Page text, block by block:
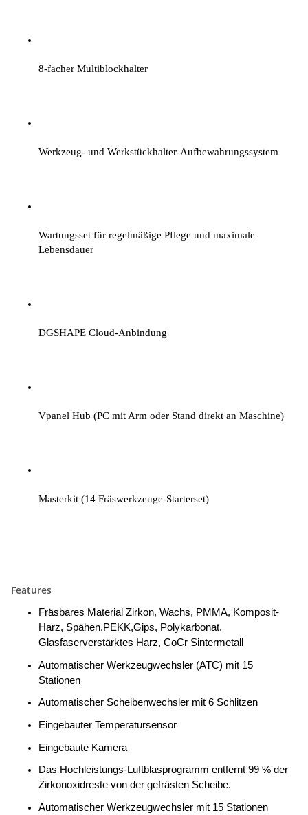
8-facher Multiblockhalter
Werkzeug‑ und Werkstückhalter‑Aufbewahrungssystem
Wartungsset für regelmäßige Pflege und maximale
Lebensdauer
DGSHAPE Cloud-Anbindung
Vpanel Hub (PC mit Arm oder Stand direkt an Maschine)
Masterkit (14 Fräswerkzeuge-Starterset)
Features
Fräsbares Material Zirkon, Wachs, PMMA, Komposit-
Harz, Spähen,PEKK,Gips, Polykarbonat,
Glasfaserverstärktes Harz, CoCr Sintermetall
Automatischer Werkzeugwechsler (ATC) mit 15
Stationen
Automatischer Scheibenwechsler mit 6 Schlitzen
Eingebauter Temperatursensor
Eingebaute Kamera
Das Hochleistungs-Luftblasprogramm entfernt 99 % der
Zirkonoxidreste von der gefrästen Scheibe.
Automatischer Werkzeugwechsler mit 15 Stationen